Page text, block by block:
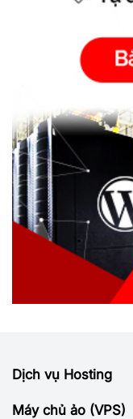
Dịch vụ Hosting
Máy chủ ảo (VPS)